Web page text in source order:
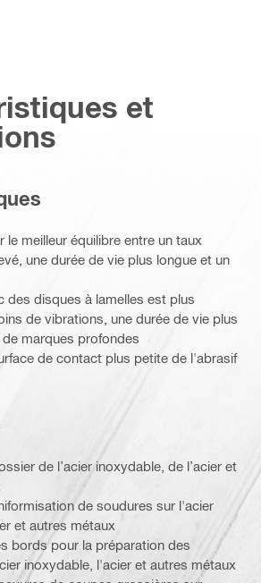
et
le meilleur équilibre entre un taux
une durée de vie plus longue et un
des disques à lamelles est plus
de vibrations, une durée de vie plus
marques profondes
de contact plus petite de l'abrasif
de l’acier inoxydable, de l’acier et
de soudures sur l'acier
et autres métaux
bords pour la préparation des
inoxydable, l'acier et autres métaux